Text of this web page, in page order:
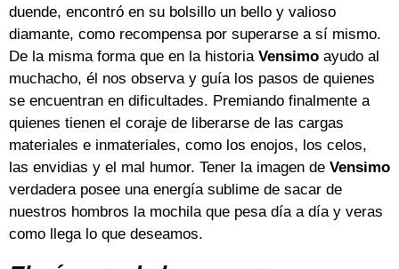
duende, encontró en su bolsillo un bello y valioso
diamante, como recompensa por superarse a sí mismo.
De la misma forma que en la historia Vensimo ayudo al
muchacho, él nos observa y guía los pasos de quienes
se encuentran en dificultades. Premiando finalmente a
quienes tienen el coraje de liberarse de las cargas
materiales e inmateriales, como los enojos, los celos,
las envidias y el mal humor. Tener la imagen de Vensimo
verdadera posee una energía sublime de sacar de
nuestros hombros la mochila que pesa día a día y veras
como llega lo que deseamos.